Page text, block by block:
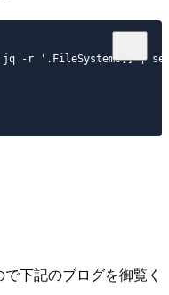
-r '.FileSystems[] |
下記のブログを御覧く